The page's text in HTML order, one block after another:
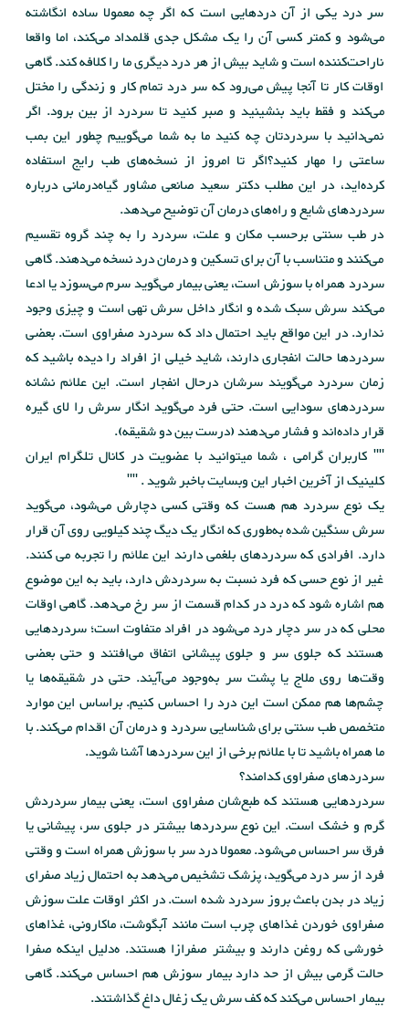
سر درد یکی از آن دردهایی است که اگر چه معمولا ساده انگاشته
می‌شود و کمتر کسی آن را یک مشکل جدی قلمداد می‌کند، اما واقعا
ناراحت‌کننده است و شاید بیش از هر درد دیگری ما را کلافه کند. گاهی
اوقات کار تا آنجا پیش می‌رود که سر درد تمام کار و زندگی را مختل
می‌کند و فقط باید بنشینید و صبر کنید تا سردرد از بین برود. اگر
نمی‌دانید با سردردتان چه کنید ما به شما می‌گوییم چطور این بمب
ساعتی را مهار کنید؟اگر تا امروز از نسخه‌های طب رایج استفاده
کرده‌اید، در این مطلب دکتر سعید صانعی مشاور گیاه‌درمانی درباره
سردردهای شایع و راه‌های درمان آن توضیح می‌دهد.
در طب سنتی برحسب مکان و علت، سردرد را به چند گروه تقسیم
می‌کنند و متناسب با آن برای تسکین و درمان درد نسخه می‌دهند. گاهی
سردرد همراه با سوزش است، یعنی بیمار می‌‌گوید سرم می‌سوزد یا ادعا
می‌کند سرش سبک شده و انگار داخل سرش تهی است و چیزی وجود
ندارد. در این مواقع باید احتمال داد که سردرد صفراوی است. بعضی
سردردها حالت انفجاری دارند، شاید خیلی از افراد را دیده باشید که
زمان سردرد می‌گویند سرشان درحال انفجار است. این علائم نشانه
سردردهای سودایی است. حتی فرد می‌گوید انگار سرش را لای گیره
قرار داده‌اند و فشار می‌دهند (درست بین دو شقیقه).
"" کاربران گرامی ، شما میتوانید با عضویت در کانال تلگرام ایران
کلینیک از آخرین اخبار این وبسایت باخبر شوید . ""
یک نوع سردرد هم هست که وقتی کسی دچارش می‌شود، می‌گوید
سرش سنگین شده به‌طوری که انگار یک دیگ چند کیلویی روی آن قرار
دارد. افرادی که سردردهای بلغمی دارند این علائم را تجربه می کنند.
غیر از نوع حسی که فرد نسبت به سردردش دارد، باید به این موضوع
هم اشاره شود که درد در کدام قسمت از سر رخ می‌دهد. گاهی اوقات
محلی که در سر دچار درد می‌شود در افراد متفاوت است؛ سردردهایی
هستند که جلوی سر و جلوی پیشانی اتفاق می‌افتند و حتی بعضی
وقت‌ها روی ملاج یا پشت سر به‌وجود می‌آیند. حتی در شقیقه‌ها یا
چشم‌ها هم ممکن است این درد را احساس کنیم. براساس این موارد
متخصص طب سنتی برای شناسایی سردرد و درمان آن اقدام می‌کند. با
ما همراه باشید تا با علائم برخی از این سردردها آشنا شوید.
سردردهای صفراوی کدامند؟
سردردهایی هستند که طبع‌شان صفراوی است، یعنی بیمار سردردش
گرم و خشک است. این نوع سردردها بیشتر در جلوی سر، پیشانی یا
فرق سر احساس می‌شود. معمولا درد سر با سوزش همراه است و وقتی
فرد از سر درد می‌گوید، پزشک تشخیص می‌دهد به احتمال زیاد صفرای
زیاد در بدن باعث بروز سردرد شده است. در اکثر اوقات علت سوزش
صفراوی خوردن غذاهای چرب است مانند آبگوشت، ماکارونی، غذاهای
خورشی‌ که روغن دارند و بیشتر صفرازا هستند. ه‌دلیل اینکه صفرا
حالت گرمی بیش از حد دارد بیمار سوزش هم احساس می‌کند. گاهی
بیمار احساس می‌کند که کف سرش یک زغال داغ گذاشتند.